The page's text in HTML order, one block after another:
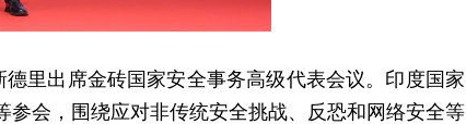
里出席金砖国家安全事务高级代表会议。印度国家
会，围绕应对非传统安全挑战、反恐和网络安全等